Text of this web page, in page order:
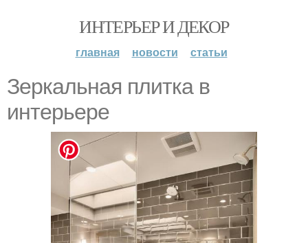
ИНТЕРЬЕР И ДЕКОР
главная новости статьи
Зеркальная плитка в
интерьере